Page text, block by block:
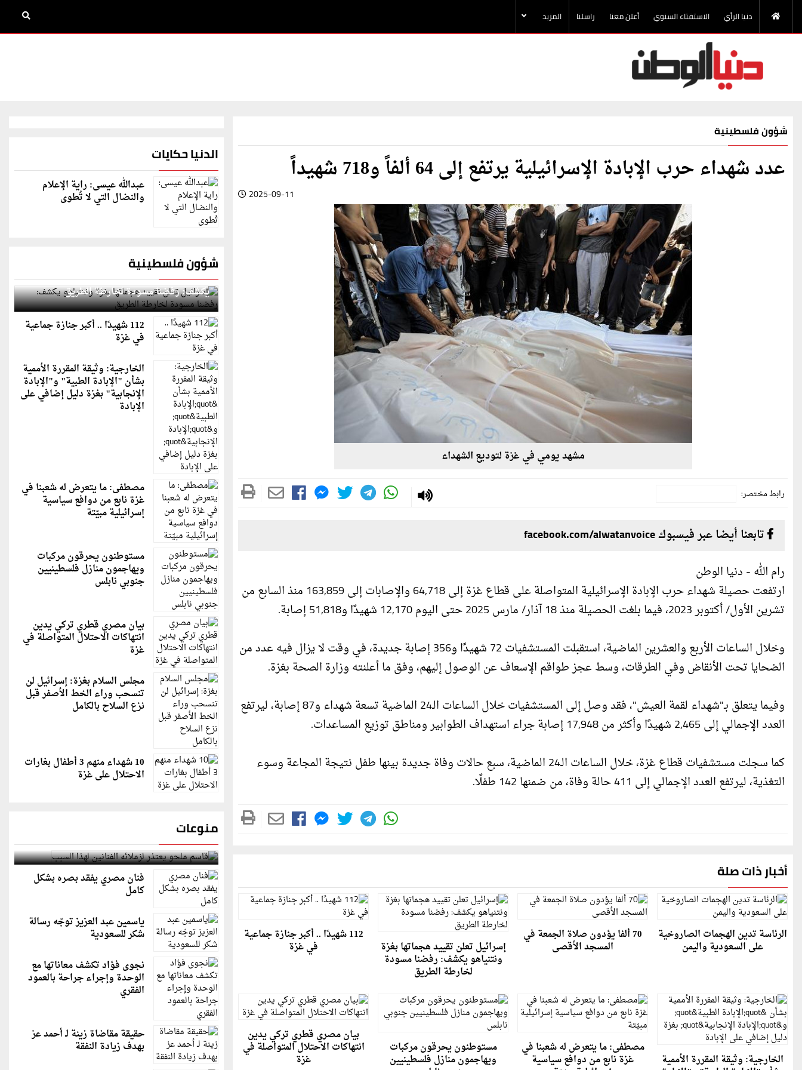
دنيا الرأي الاستفتاء السنوي أعلن معنا راسلنا المزيد
شؤون فلسطينية
عدد شهداء حرب الإبادة الإسرائيلية يرتفع إلى 64 ألفاً و718 شهيداً
2025-09-11
مشهد يومي في غزة لتوديع الشهداء
رابط مختصر:
تابعنا أيضا عبر فيسبوك facebook.com/alwatanvoice
رام الله - دنيا الوطن
ارتفعت حصيلة شهداء حرب الإبادة الإسرائيلية المتواصلة على قطاع غزة إلى 64,718 والإصابات إلى 163,859 منذ السابع من
تشرين الأول/ أكتوبر 2023، فيما بلغت الحصيلة منذ 18 آذار/ مارس 2025 حتى اليوم 12,170 شهيدًا و51,818 إصابة.
وخلال الساعات الأربع والعشرين الماضية، استقبلت المستشفيات 72 شهيدًا و356 إصابة جديدة، في وقت لا يزال فيه عدد من
الضحايا تحت الأنقاض وفي الطرقات، وسط عجز طواقم الإسعاف عن الوصول إليهم، وفق ما أعلنته وزارة الصحة بغزة.
وفيما يتعلق بـ"شهداء لقمة العيش"، فقد وصل إلى المستشفيات خلال الساعات الـ24 الماضية تسعة شهداء و87 إصابة، ليرتفع
العدد الإجمالي إلى 2,465 شهيدًا وأكثر من 17,948 إصابة جراء استهداف الطوابير ومناطق توزيع المساعدات.
كما سجلت مستشفيات قطاع غزة، خلال الساعات الـ24 الماضية، سبع حالات وفاة جديدة بينها طفل نتيجة المجاعة وسوء
التغذية، ليرتفع العدد الإجمالي إلى 411 حالة وفاة، من ضمنها 142 طفلًا.
أخبار ذات صلة
الرئاسة تدين الهجمات الصاروخية
على السعودية واليمن
70 ألفا يؤدون صلاة الجمعة في
المسجد الأقصى إسرائيل تعلن تقييد هجماتها بغزة
ونتنياهو يكشف: رفضنا مسودة
لخارطة الطريق
112 شهيدًا .. أكبر جنازة جماعية
في غزة
الخارجية: وثيقة المقررة الأممية
مصطفى: ما يتعرض له شعبنا في
غزة نابع من دوافع سياسية
مستوطنون يحرقون مركبات
ويهاجمون منازل فلسطينيين
بيان مصري قطري تركي يدين
انتهاكات الاحتلال المتواصلة في
غزة
الدنيا حكايات
عبدالله عيسى: راية الإعلام
والنضال التي لا تُطوى
شؤون فلسطينية
إسرائيل تعلن تقييد هجماتها بغزة ونتنياهو
يكشف: رفضنا مسودة لخارطة الطريق
112 شهيدًا .. أكبر جنازة جماعية
في غزة
الخارجية: وثيقة المقررة الأممية
بشأن "الإبادة الطبية" و"الإبادة
الإنجابية" بغزة دليل إضافي على
الإبادة
مصطفى: ما يتعرض له شعبنا في
غزة نابع من دوافع سياسية
إسرائيلية مبيّتة
مستوطنون يحرقون مركبات
ويهاجمون منازل فلسطينيين
جنوبي نابلس
بيان مصري قطري تركي يدين
انتهاكات الاحتلال المتواصلة في
غزة
مجلس السلام بغزة: إسرائيل لن
تنسحب وراء الخط الأصفر قبل
نزع السلاح بالكامل
10 شهداء منهم 3 أطفال بغارات
الاحتلال على غزة
منوعات
قاسم ملحو يعتذر لزملائه الفنانين لهذا السبب
فنان مصري يفقد بصره بشكل
كامل
ياسمين عبد العزيز توجّه رسالة
شكر للسعودية
نجوى فؤاد تكشف معاناتها مع
الوحدة وإجراء جراحة بالعمود
الفقري
حقيقة مقاضاة زينة لـ أحمد عز
بهدف زيادة النفقة